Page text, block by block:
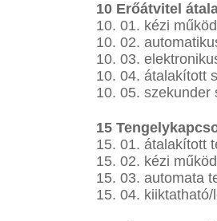
10 Erőátvitel
10. 01. kézi
10. 02.
10. 03.
10. 04. átalakított
10. 05. szekunder
15
15. 01. átalakított
15. 02. kézi
15. 03. automata
15. 04.